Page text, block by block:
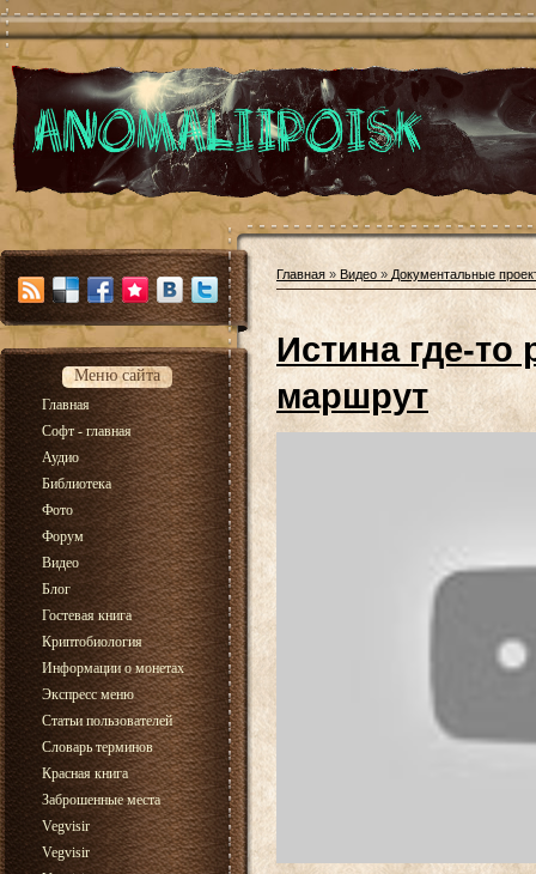
Меню сайта
Главная
Софт - главная
Аудио
Библиотека
Фото
Форум
Видео
Блог
Гостевая книга
Криптобиология
Информации о монетах
Экспресс меню
Статьи пользователей
Словарь терминов
Красная книга
Заброшенные места
Vegvisir
Vegvisir
Главная » Видео » Документальные
Истина где-то
маршрут